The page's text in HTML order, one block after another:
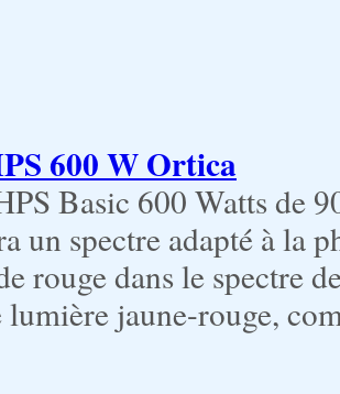
600 W Ortica
Basic 600 Watts de
un spectre adapté à la
rouge dans le spectre
jaune-rouge,